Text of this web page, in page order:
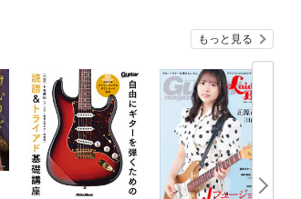
もっと見る